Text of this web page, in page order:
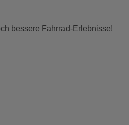
bessere Fahrrad-Erlebnisse!